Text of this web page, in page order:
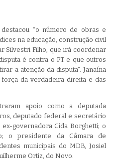
“o número de obras e
na educação, construção civil
Silvestri Filho, que irá coordenar
é contra o PT e que outros
a atenção da disputa”. Janaína
força da verdadeira direita e das
apoio como a deputada
deputado federal e secretário
governadora Cida Borghetti; o
o presidente da Câmara de
municipais do MDB, Josiel
Ortiz, do Novo.